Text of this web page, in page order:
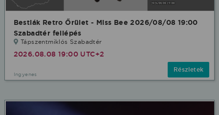
Bestiák Retro Őrület - Miss Bee 2026/08/08 19:00
Szabadtér fellépés
Tápszentmiklós Szabadtér
2026.08.08 19:00 UTC+2
Ingyenes
Részletek